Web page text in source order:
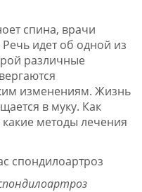
спина, врачи
идет об одной из
различные
изменениям. Жизнь
в муку. Как
методы лечения